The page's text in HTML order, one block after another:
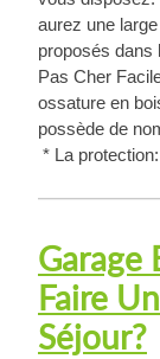
aurez une
proposés dans
Pas Cher
ossature en
possède de
* La
Garage
Faire
Séjour?